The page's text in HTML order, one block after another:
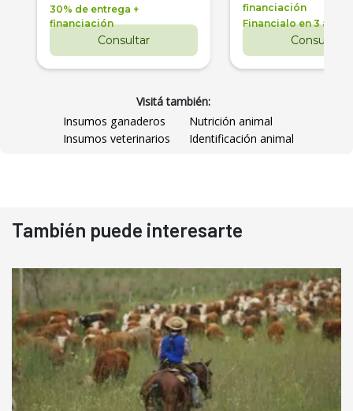
30% de entrega +
financiación
Consultar
financiación
Financialo en 3 años
Consultar
Visitá también:
Insumos ganaderos
Nutrición animal
Insumos veterinarios
Identificación animal
También puede interesarte